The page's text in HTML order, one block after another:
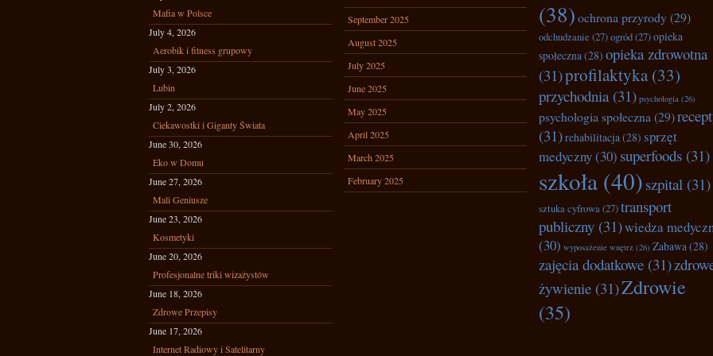
Mafia w Polsce
July 4, 2026
Aerobik i fitness grupowy
July 3, 2026
Lubin
July 2, 2026
Ciekawostki i Giganty Świata
June 30, 2026
Eko w Domu
June 27, 2026
Mali Geniusze
June 23, 2026
Kosmetyki
June 20, 2026
Profesjonalne triki wizażystów
June 18, 2026
Zdrowe Przepisy
June 17, 2026
Internet Radiowy i Satelitarny
September 2025
August 2025
July 2025
June 2025
May 2025
April 2025
March 2025
February 2025
(38)ochrona przyrody(29)
odchudzanie (27)ogród(27)opieka
społeczna(28) opieka zdrowotna
(31)profilaktyka(33)
przychodnia(31) psychologia (26)
psychologia społeczna (29)
(31)rehabilitacja(28) sprzęt
medyczny(30) superfoods (31)
szkoła (40) szpital (31)
sztuka cyfrowa(27)transport
publiczny (31)wiedza
(30) wyposażenie wnętrz (26) Zabawa(28)
zajęcia dodatkowe (31)
żywienie (31)Zdrowie
(35)